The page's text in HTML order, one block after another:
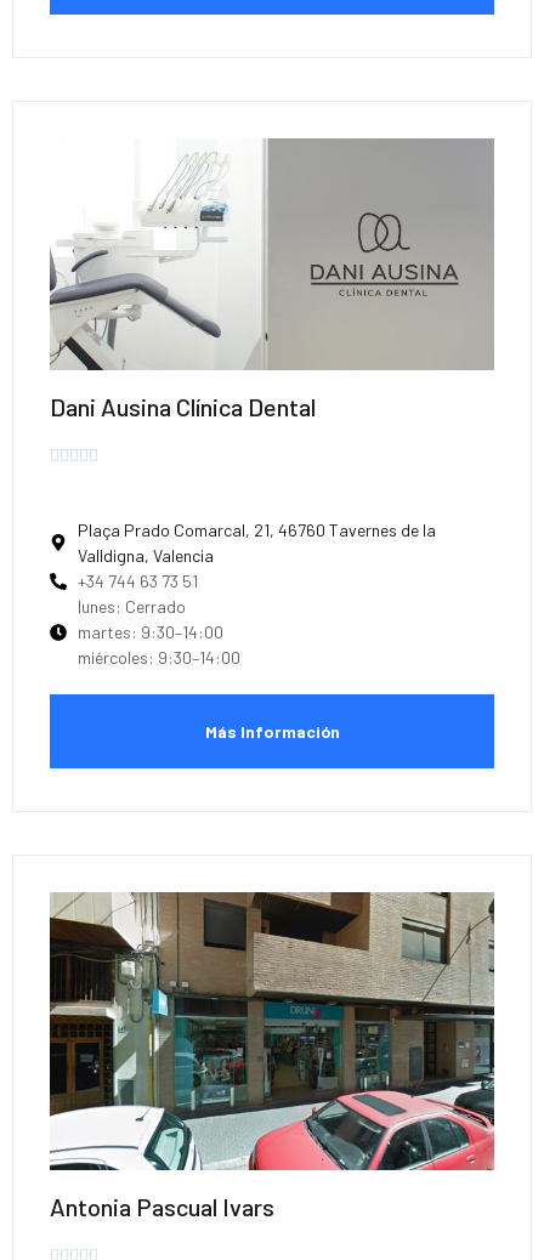
Dani Ausina Clínica Dental
    
Plaça Prado Comarcal, 21, 46760 Tavernes de la
Valldigna, Valencia
+34 744 63 73 51
lunes: Cerrado
martes: 9:30–14:00
miércoles: 9:30–14:00
Más Información
Antonia Pascual Ivars
    